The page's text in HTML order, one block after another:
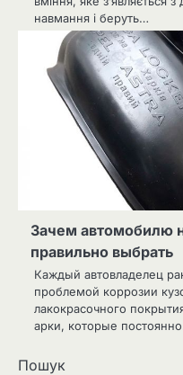
навмання і беруть…
Зачем автомобилю
правильно выбрать
Каждый автовладелец
проблемой коррозии
лакокрасочного
арки, которые
Пошук